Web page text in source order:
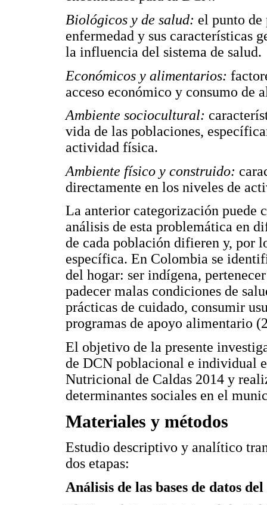
Biológicos y de salud: el punto
enfermedad y sus características
la influencia del sistema de salud.
Económicos y alimentarios:
acceso económico y consumo de
Ambiente sociocultural:
vida de las poblaciones,
actividad física.
Ambiente físico y construido:
directamente en los niveles de
La anterior categorización puede
análisis de esta problemática en
de cada población difieren y, por
específica. En Colombia se
del hogar: ser indígena,
padecer malas condiciones de
prácticas de cuidado, consumir
programas de apoyo alimentario
El objetivo de la presente
de DCN poblacional e individual
Nutricional de Caldas 2014 y
determinantes sociales en el
Materiales y métodos
Estudio descriptivo y analítico
dos etapas:
Análisis de las bases de datos